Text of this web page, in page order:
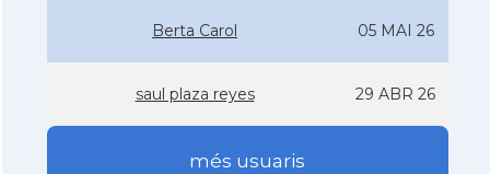
Berta Carol 05 MAI 26
saul plaza reyes 29 ABR 26
més usuaris